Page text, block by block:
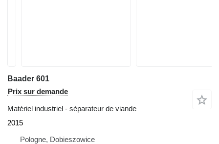
Baader 601
Prix sur demande
Matériel industriel - séparateur de viande
2015
Pologne, Dobieszowice